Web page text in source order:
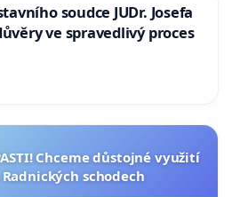
soudce JUDr. Josefa
ve spravedlivý proces
Chceme důstojné využití
schodech